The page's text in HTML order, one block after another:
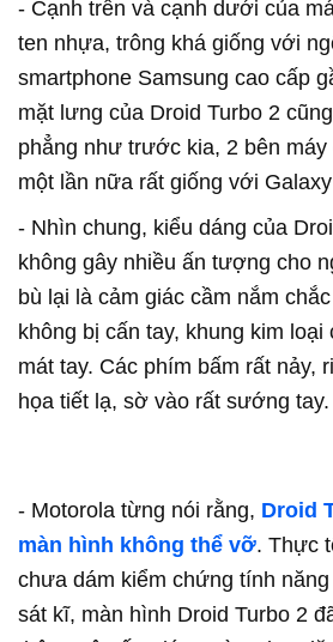
- Cạnh trên và cạnh dưới của
ten nhựa, trông khá giống với
smartphone Samsung cao cấp
mặt lưng của Droid Turbo 2
phẳng như trước kia, 2 bên
một lần nữa rất giống với
- Nhìn chung, kiểu dáng của
không gây nhiều ấn tượng cho
bù lại là cảm giác cầm nắm
không bị cấn tay, khung kim loại
mát tay. Các phím bấm rất nảy,
họa tiết lạ, sờ vào rất sướng tay.
- Motorola từng nói rằng, Droid
màn hình không thể vỡ. Thực
chưa dám kiểm chứng tính
sát kĩ, màn hình Droid Turbo 2